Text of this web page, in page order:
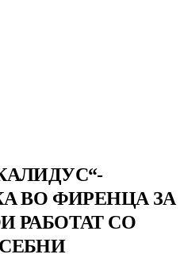
ВО ФИРЕНЦА ЗА
РАБОТАТ СО